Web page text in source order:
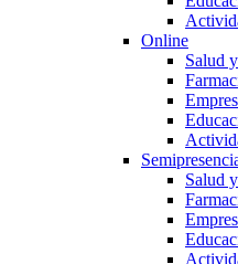
Online
Salud
Salud